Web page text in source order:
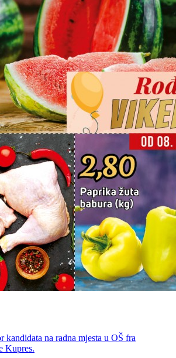
kandidata na radna mjesta u OŠ fra
Kupres.